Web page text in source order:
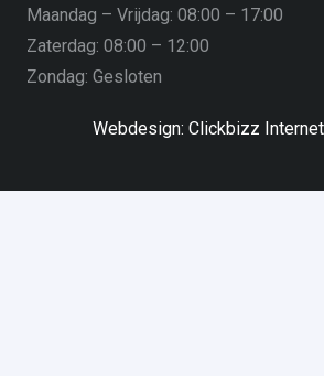
Maandag – Vrijdag: 08:00 – 17:00
Zaterdag: 08:00 – 12:00
Zondag: Gesloten
Webdesign: Clickbizz